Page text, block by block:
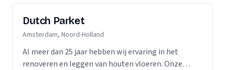
Dutch Parket
Amsterdam, Noord-Holland
Al meer dan 25 jaar hebben wij ervaring in het
renoveren en leggen van houten vloeren. Onze